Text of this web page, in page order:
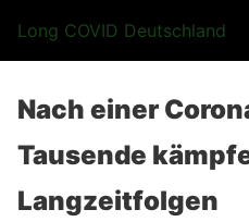
Long COVID Deutschland
Nach einer
Tausende
Langzeitfolgen